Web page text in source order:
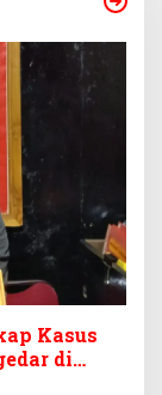
Kasus
di